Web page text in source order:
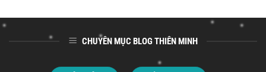
CHUYÊN MỤC BLOG THIÊN MINH